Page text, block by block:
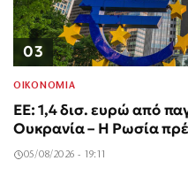
03
ΟΙΚΟΝΟΜΙΑ
ΕΕ: 1,4 δισ. ευρώ από
Ουκρανία – Η Ρωσία
05/08/2026 - 19:11